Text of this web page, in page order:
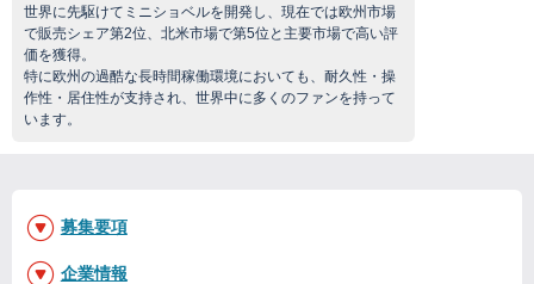
世界に先駆けてミニショベルを開発し、現在では欧州市場
で販売シェア第2位、北米市場で第5位と主要市場で高い評
価を獲得。
特に欧州の過酷な長時間稼働環境においても、耐久性・操
作性・居住性が支持され、世界中に多くのファンを持って
います。
募集要項
企業情報